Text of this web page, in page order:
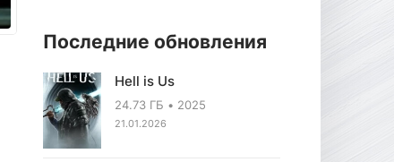
Последние обновления
Hell is Us
24.73 ГБ 2025
21.01.2026